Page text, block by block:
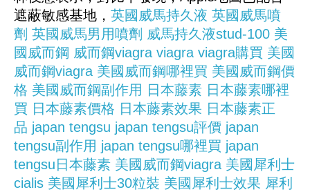
遮蔽敏感基地， 英國威馬持久液 英國威馬噴
劑 英國威馬男用噴劑 威馬持久液stud-100 美
國威而鋼 威而鋼viagra viagra viagra購買 美國
威而鋼viagra 美國威而鋼哪裡買 美國威而鋼價
格 美國威而鋼副作用 日本藤素 日本藤素哪裡
買 日本藤素價格 日本藤素效果 日本藤素正
品 japan tengsu japan tengsu評價 japan
tengsu副作用 japan tengsu哪裡買 japan
tengsu日本藤素 美國威而鋼viagra 美國犀利士
cialis 美國犀利士30粒裝 美國犀利士效果 犀利